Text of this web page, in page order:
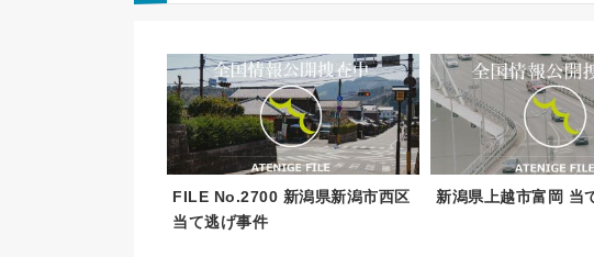
FILE No.2700 新潟県新潟市西区
当て逃げ事件
新潟県上越市富岡 当